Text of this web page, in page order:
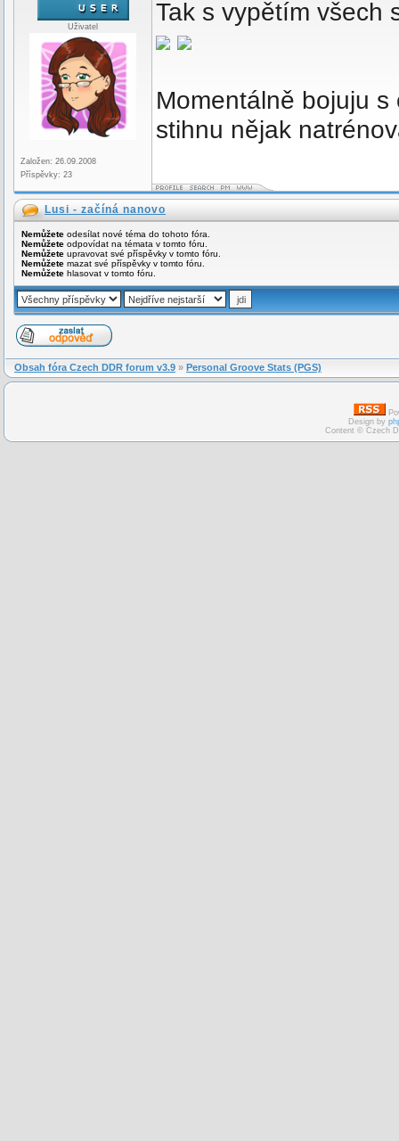
Uživatel
Založen: 26.09.2008
Příspěvky: 23
Tak s vypětím všech
Momentálně bojuju
stihnu nějak
Lusi - začíná nanovo
Nemůžete odesílat nové téma do tohoto fóra.
Nemůžete odpovídat na témata v tomto fóru.
Nemůžete upravovat své příspěvky v tomto fóru.
Nemůžete mazat své příspěvky v tomto fóru.
Nemůžete hlasovat v tomto fóru.
Obsah fóra Czech DDR forum v3.9 » Personal Groove Stats (PGS)
Design by
Content © Czech